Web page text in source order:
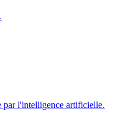
par l'intelligence artificielle.​​